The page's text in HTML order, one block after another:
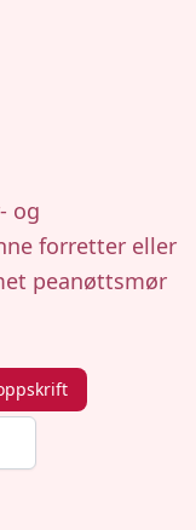
og
forretter eller
peanøttsmør